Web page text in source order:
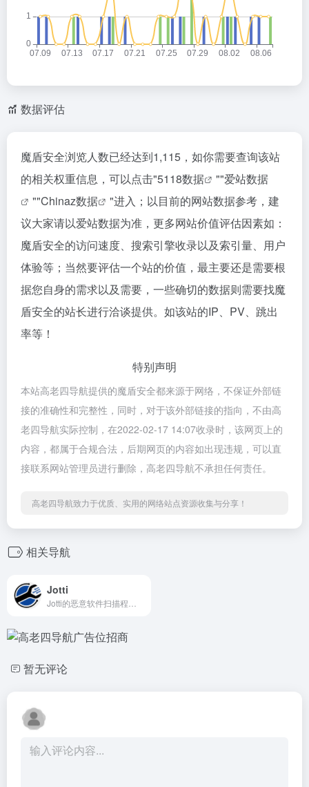
数据评估
魔盾安全浏览人数已经达到1,115，如你需要查询该站
的相关权重信息，可以点击"5118数据 ""爱站数据
""Chinaz数据
"进入；以目前的网站数据参考，建
议大家请以爱站数据为准，更多网站价值评估因素如：
魔盾安全的访问速度、搜索引擎收录以及索引量、用户
体验等；当然要评估一个站的价值，最主要还是需要根
据您自身的需求以及需要，一些确切的数据则需要找魔
盾安全的站长进行洽谈提供。如该站的IP、PV、跳出
率等！
特别声明
本站高老四导航提供的魔盾安全都来源于网络，不保证外部链
接的准确性和完整性，同时，对于该外部链接的指向，不由高
老四导航实际控制，在2022-02-17 14:07收录时，该网页上的
内容，都属于合规合法，后期网页的内容如出现违规，可以直
接联系网站管理员进行删除，高老四导航不承担任何责任。
高老四导航致力于优质、实用的网络站点资源收集与分享！
相关导航
Jotti
暂无评论